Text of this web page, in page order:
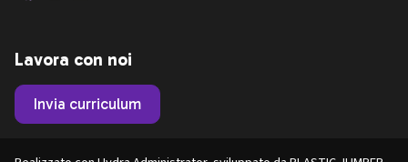
Lavora con noi
Invia curriculum